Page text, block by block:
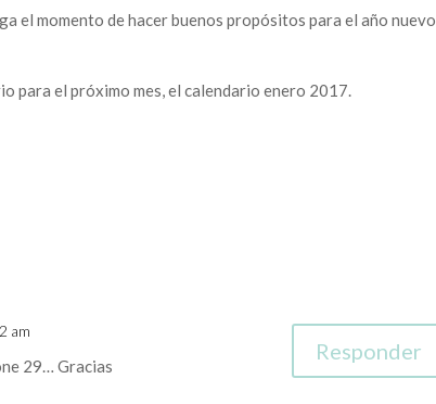
el momento de hacer buenos propósitos para el año nuevo
para el próximo mes, el calendario enero 2017.
am
29… Gracias
Responder